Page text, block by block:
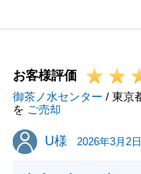
当として大変嬉し
ご提示した価格へ
の安心感とアピー
た。
なお、ご家族やご
もご用意しており
お客様評価
御茶ノ水センター / 東京
を ご売却
U様
U様 2026年3月2日